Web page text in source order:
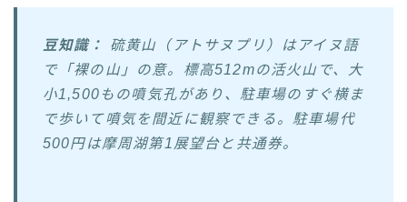
豆知識：
硫黄山（アトサヌプリ）はアイヌ語
で「裸の山」の意。標高512mの活火山で、大
小1,500もの噴気孔があり、駐車場のすぐ横ま
で歩いて噴気を間近に観察できる。駐車場代
500円は摩周湖第1展望台と共通券。